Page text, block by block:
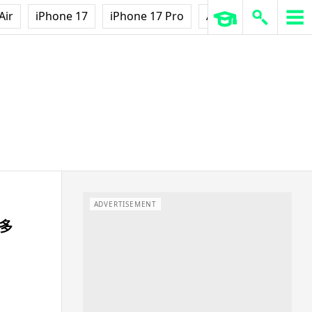
iPhone 17 iPhone 17 Pro AirPods Pro 3
ADVERTISEMENT